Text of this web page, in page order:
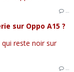
…
sur Oppo A15 ?
…